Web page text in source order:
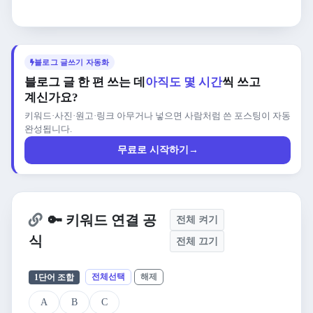
블로그 글쓰기 자동화
블로그 글 한 편 쓰는 데 아직도 몇 시간씩 쓰고
계신가요?
키워드·사진·원고·링크 아무거나 넣으면 사람처럼 쓴 포스팅이 자동
완성됩니다.
무료로 시작하기 →
🔑 키워드 연결 공
식
전체 켜기
전체 끄기
1단어 조합 전체선택 해제
A B C